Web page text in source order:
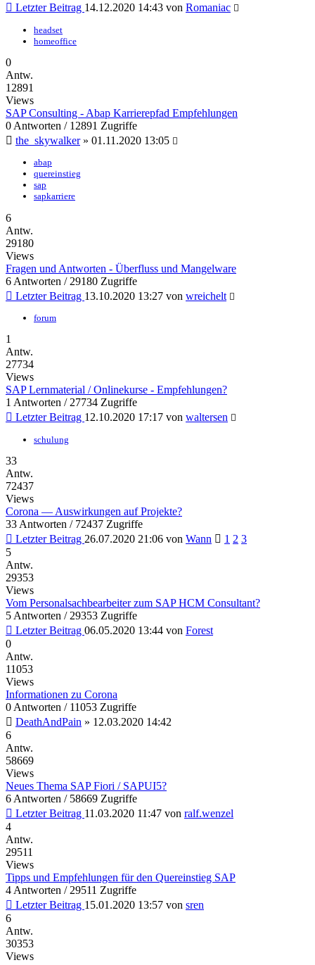
Letzter Beitrag 14.12.2020 14:43 von Romaniac
headset
homeoffice
0
Antw.
12891
Views
SAP Consulting - Abap Karrierepfad Empfehlungen
0 Antworten / 12891 Zugriffe
the_skywalker» 01.11.2020 13:05
abap
quereinstieg
sap
sapkarriere
6
Antw.
29180
Views
Fragen und Antworten - Überfluss und Mangelware
6 Antworten / 29180 Zugriffe
Letzter Beitrag 13.10.2020 13:27 von wreichelt
forum
1
Antw.
27734
Views
SAP Lernmaterial / Onlinekurse - Empfehlungen?
1 Antworten / 27734 Zugriffe
Letzter Beitrag 12.10.2020 17:17 von waltersen
schulung
33
Antw.
72437
Views
Corona — Auswirkungen auf Projekte?
33 Antworten / 72437 Zugriffe
Letzter Beitrag 26.07.2020 21:06 von Wann 1 2 3
5
Antw.
29353
Views
Vom Personalsachbearbeiter zum SAP HCM Consultant?
5 Antworten / 29353 Zugriffe
Letzter Beitrag 06.05.2020 13:44 von Forest
0
Antw.
11053
Views
Informationen zu Corona
0 Antworten / 11053 Zugriffe
DeathAndPain » 12.03.2020 14:42
6
Antw.
58669
Views
Neues Thema SAP Fiori / SAPUI5?
6 Antworten / 58669 Zugriffe
Letzter Beitrag 11.03.2020 11:47 von ralf.wenzel
4
Antw.
29511
Views
Tipps und Empfehlungen für den Quereinstieg SAP
4 Antworten / 29511 Zugriffe
Letzter Beitrag 15.01.2020 13:57 von sren
6
Antw.
30353
Views